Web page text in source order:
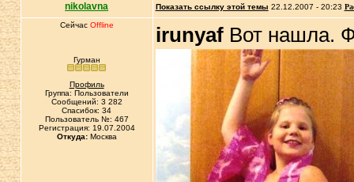
nikolavna Показать ссылку этой темы 22.12.2007 - 20:23
Сейчас Offline
Гурман
Профиль
Группа: Пользователи
Сообщений: 3 282
Спасибок: 34
Пользователь №: 467
Регистрация: 19.07.2004
Откуда:Москва
irunyafВот нашла.